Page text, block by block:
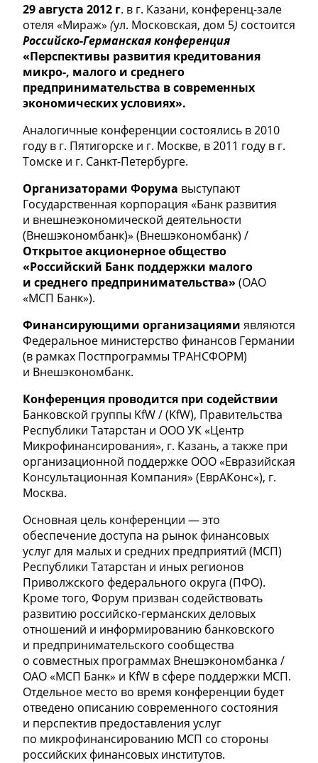
29 августа 2012 г. в г. Казани, конференц-зале
отеля «Мираж» (ул. Московская, дом 5) состоится
Российско-Германская конференция
«Перспективы развития кредитования
микро-, малого и среднего
предпринимательства в современных
экономических условиях».
Аналогичные конференции состоялись в 2010
году в г. Пятигорске и г. Москве, в 2011 году в г.
Томске и г. Санкт-Петербурге.
Организаторами Форума выступают
Государственная корпорация «Банк развития
и внешнеэкономической деятельности
(Внешэкономбанк)» (Внешэкономбанк) /
Открытое акционерное общество
«Российский Банк поддержки малого
и среднего предпринимательства» (ОАО
«МСП Банк»).
Финансирующими организациями являются
Федеральное министерство финансов Германии
(в рамках Постпрограммы ТРАНСФОРМ)
и Внешэкономбанк.
Конференция проводится при содействии
Банковской группы KfW / (KfW), Правительства
Республики Татарстан и ООО УК «Центр
Микрофинансирования», г. Казань, а также при
организационной поддержке ООО «Евразийская
Консультационная Компания» (ЕврАКонс«), г.
Москва.
Основная цель конференции — это
обеспечение доступа на рынок финансовых
услуг для малых и средних предприятий (МСП)
Республики Татарстан и иных регионов
Приволжского федерального округа (ПФО).
Кроме того, Форум призван содействовать
развитию российско-германских деловых
отношений и информированию банковского
и предпринимательского сообщества
о совместных программах Внешэкономбанка /
ОАО «МСП Банк» и KfW в сфере поддержки МСП.
Отдельное место во время конференции будет
отведено описанию современного состояния
и перспектив предоставления услуг
по микрофинансированию МСП со стороны
российских финансовых институтов.